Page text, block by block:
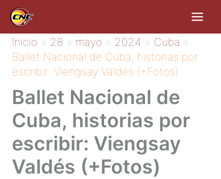
contenido
Inicio 28 mayo 2024
Cuba
Ballet Nacional de Cuba, historias por
escribir: Viengsay Valdés (+Fotos)
Ballet Nacional de
Cuba, historias por
escribir: Viengsay
Valdés (+Fotos)